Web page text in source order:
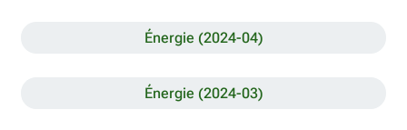
Énergie (2024-04)
Énergie (2024-03)